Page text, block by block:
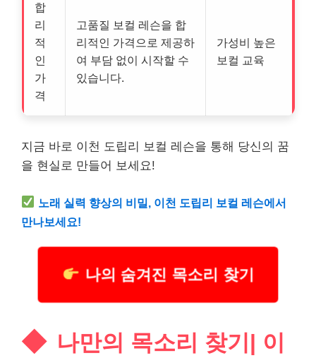
합
리
적
인
가
격
고품질 보컬 레슨을 합
리적인 가격으로 제공하
여 부담 없이 시작할 수
있습니다.
가성비 높은
보컬 교육
지금 바로 이천 도립리 보컬 레슨을 통해 당신의 꿈
을 현실로 만들어 보세요!
노래 실력 향상의 비밀, 이천 도립리 보컬 레슨에서
만나보세요!
나의 숨겨진 목소리 찾기
나만의 목소리 찾기| 이